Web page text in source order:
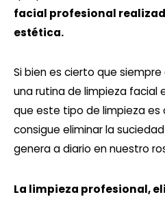
facial profesional
estética.
Si bien es cierto que
una rutina de limpieza facial
que este tipo de limpieza es
consigue eliminar la
genera a diario en nuestro
La limpieza profesional,